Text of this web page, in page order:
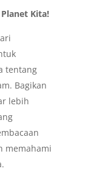
Kita!
tentang
Bagikan
lebih
memahami